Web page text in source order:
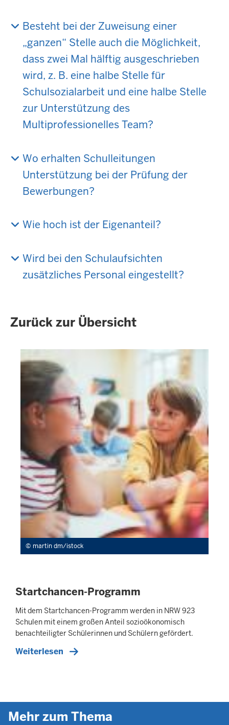
Besteht bei der Zuweisung einer
„ganzen“ Stelle auch die Möglichkeit,
dass zwei Mal hälftig ausgeschrieben
wird, z. B. eine halbe Stelle für
Schulsozialarbeit und eine halbe Stelle
zur Unterstützung des
Multiprofessionelles Team?
Wo erhalten Schulleitungen
Unterstützung bei der Prüfung der
Bewerbungen?
Wie hoch ist der Eigenanteil?
Wird bei den Schulaufsichten
zusätzliches Personal eingestellt?
Zurück zur Übersicht
martin dm/istock
Startchancen-Programm
Mit dem Startchancen-Programm werden in NRW 923
Schulen mit einem großen Anteil sozioökonomisch
benachteiligter Schülerinnen und Schülern gefördert.
Weiterlesen
Mehr zum Thema